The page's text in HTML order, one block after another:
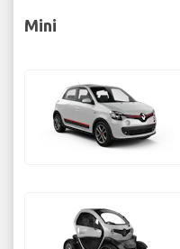
Mini